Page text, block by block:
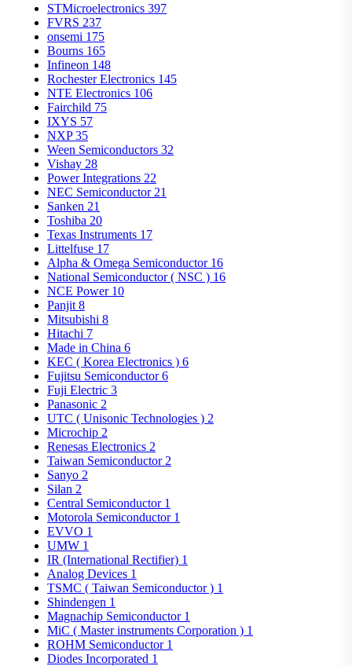
STMicroelectronics 397
FVRS 237
onsemi 175
Bourns 165
Infineon 148
Rochester Electronics 145
NTE Electronics 106
Fairchild 75
IXYS 57
NXP35
Ween Semiconductors 32
Vishay 28
Power Integrations 22
NEC Semiconductor 21
Sanken 21
Toshiba 20
Texas Instruments 17
Littelfuse 17
Alpha & Omega Semiconductor 16
National Semiconductor ( NSC ) 16
NCE Power 10
Panjit 8
Mitsubishi 8
Hitachi 7
Made in China 6
KEC ( Korea Electronics ) 6
Fujitsu Semiconductor6
Fuji Electric 3
Panasonic 2
UTC ( Unisonic Technologies ) 2
Microchip 2
Renesas Electronics 2
Taiwan Semiconductor 2
Sanyo 2
Silan 2
Central Semiconductor 1
Motorola Semiconductor 1
EVVO 1
UMW 1
IR (International Rectifier) 1
Analog Devices 1
TSMC ( Taiwan Semiconductor ) 1
Shindengen 1
Magnachip Semiconductor 1
MiC ( Master instruments Corporation ) 1
ROHM Semiconductor 1
Diodes Incorporated 1